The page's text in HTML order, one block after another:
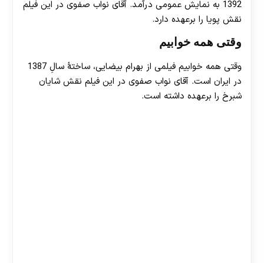
1392 به نمایش عمومی درآمد. آقای نواب صفوی در این فیلم
نقش پویا را برعهده دارد.
وقتی همه خوابیم
وقتی همه خوابیم فیلمی از بهرام بیضایی، ساختهٔ سالِ 1387
در ایران است. آقای نواب صفوی در این فیلم نقش شایان
شبرخ را برعهده داشته است.